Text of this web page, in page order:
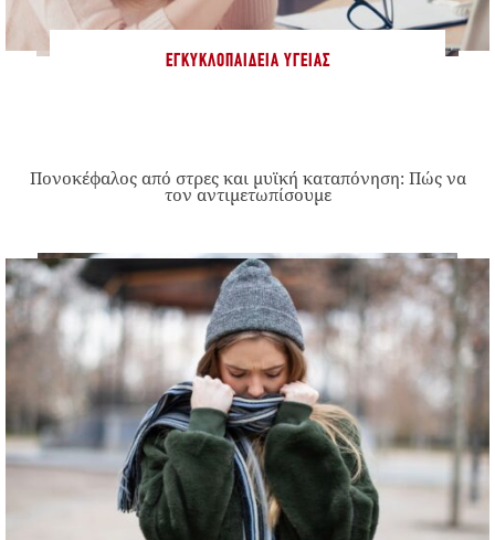
ΕΓΚΥΚΛΟΠΑΊΔΕΙΑ ΥΓΕΊΑΣ
Πονοκέφαλος από στρες και μυϊκή καταπόνηση: Πώς να
τον αντιμετωπίσουμε